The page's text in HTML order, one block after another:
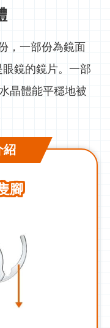
，一部份為鏡面
鏡的鏡片。一部
晶體能平穩地被
紹
腳